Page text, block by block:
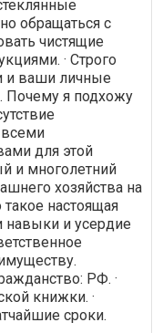
обращаться с
чистящие
· Строго
и ваши личные
Почему я подхожу
для этой
и многолетний
хозяйства на
настоящая
навыки и усердие
РФ. ·
книжки. ·
сроки.